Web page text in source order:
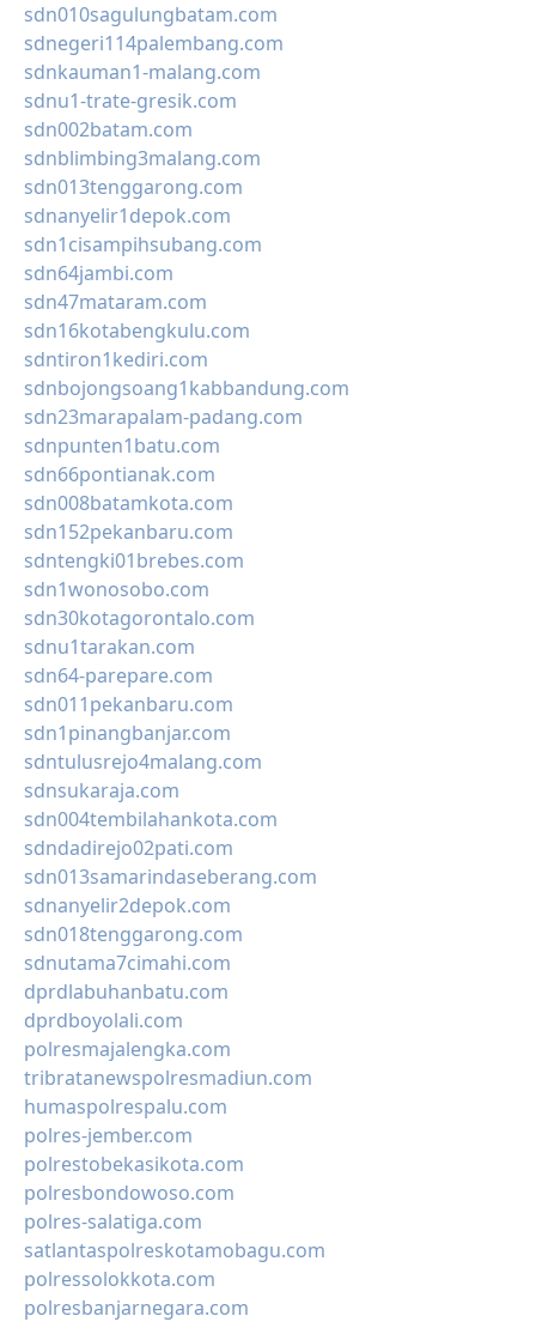
sdn010sagulungbatam.com
sdnegeri114palembang.com
sdnkauman1-malang.com
sdnu1-trate-gresik.com
sdn002batam.com
sdnblimbing3malang.com
sdn013tenggarong.com
sdnanyelir1depok.com
sdn1cisampihsubang.com
sdn64jambi.com
sdn47mataram.com
sdn16kotabengkulu.com
sdntiron1kediri.com
sdnbojongsoang1kabbandung.com
sdn23marapalam-padang.com
sdnpunten1batu.com
sdn66pontianak.com
sdn008batamkota.com
sdn152pekanbaru.com
sdntengki01brebes.com
sdn1wonosobo.com
sdn30kotagorontalo.com
sdnu1tarakan.com
sdn64-parepare.com
sdn011pekanbaru.com
sdn1pinangbanjar.com
sdntulusrejo4malang.com
sdnsukaraja.com
sdn004tembilahankota.com
sdndadirejo02pati.com
sdn013samarindaseberang.com
sdnanyelir2depok.com
sdn018tenggarong.com
sdnutama7cimahi.com
dprdlabuhanbatu.com
dprdboyolali.com
polresmajalengka.com
tribratanewspolresmadiun.com
humaspolrespalu.com
polres-jember.com
polrestobekasikota.com
polresbondowoso.com
polres-salatiga.com
satlantaspolreskotamobagu.com
polressolokkota.com
polresbanjarnegara.com